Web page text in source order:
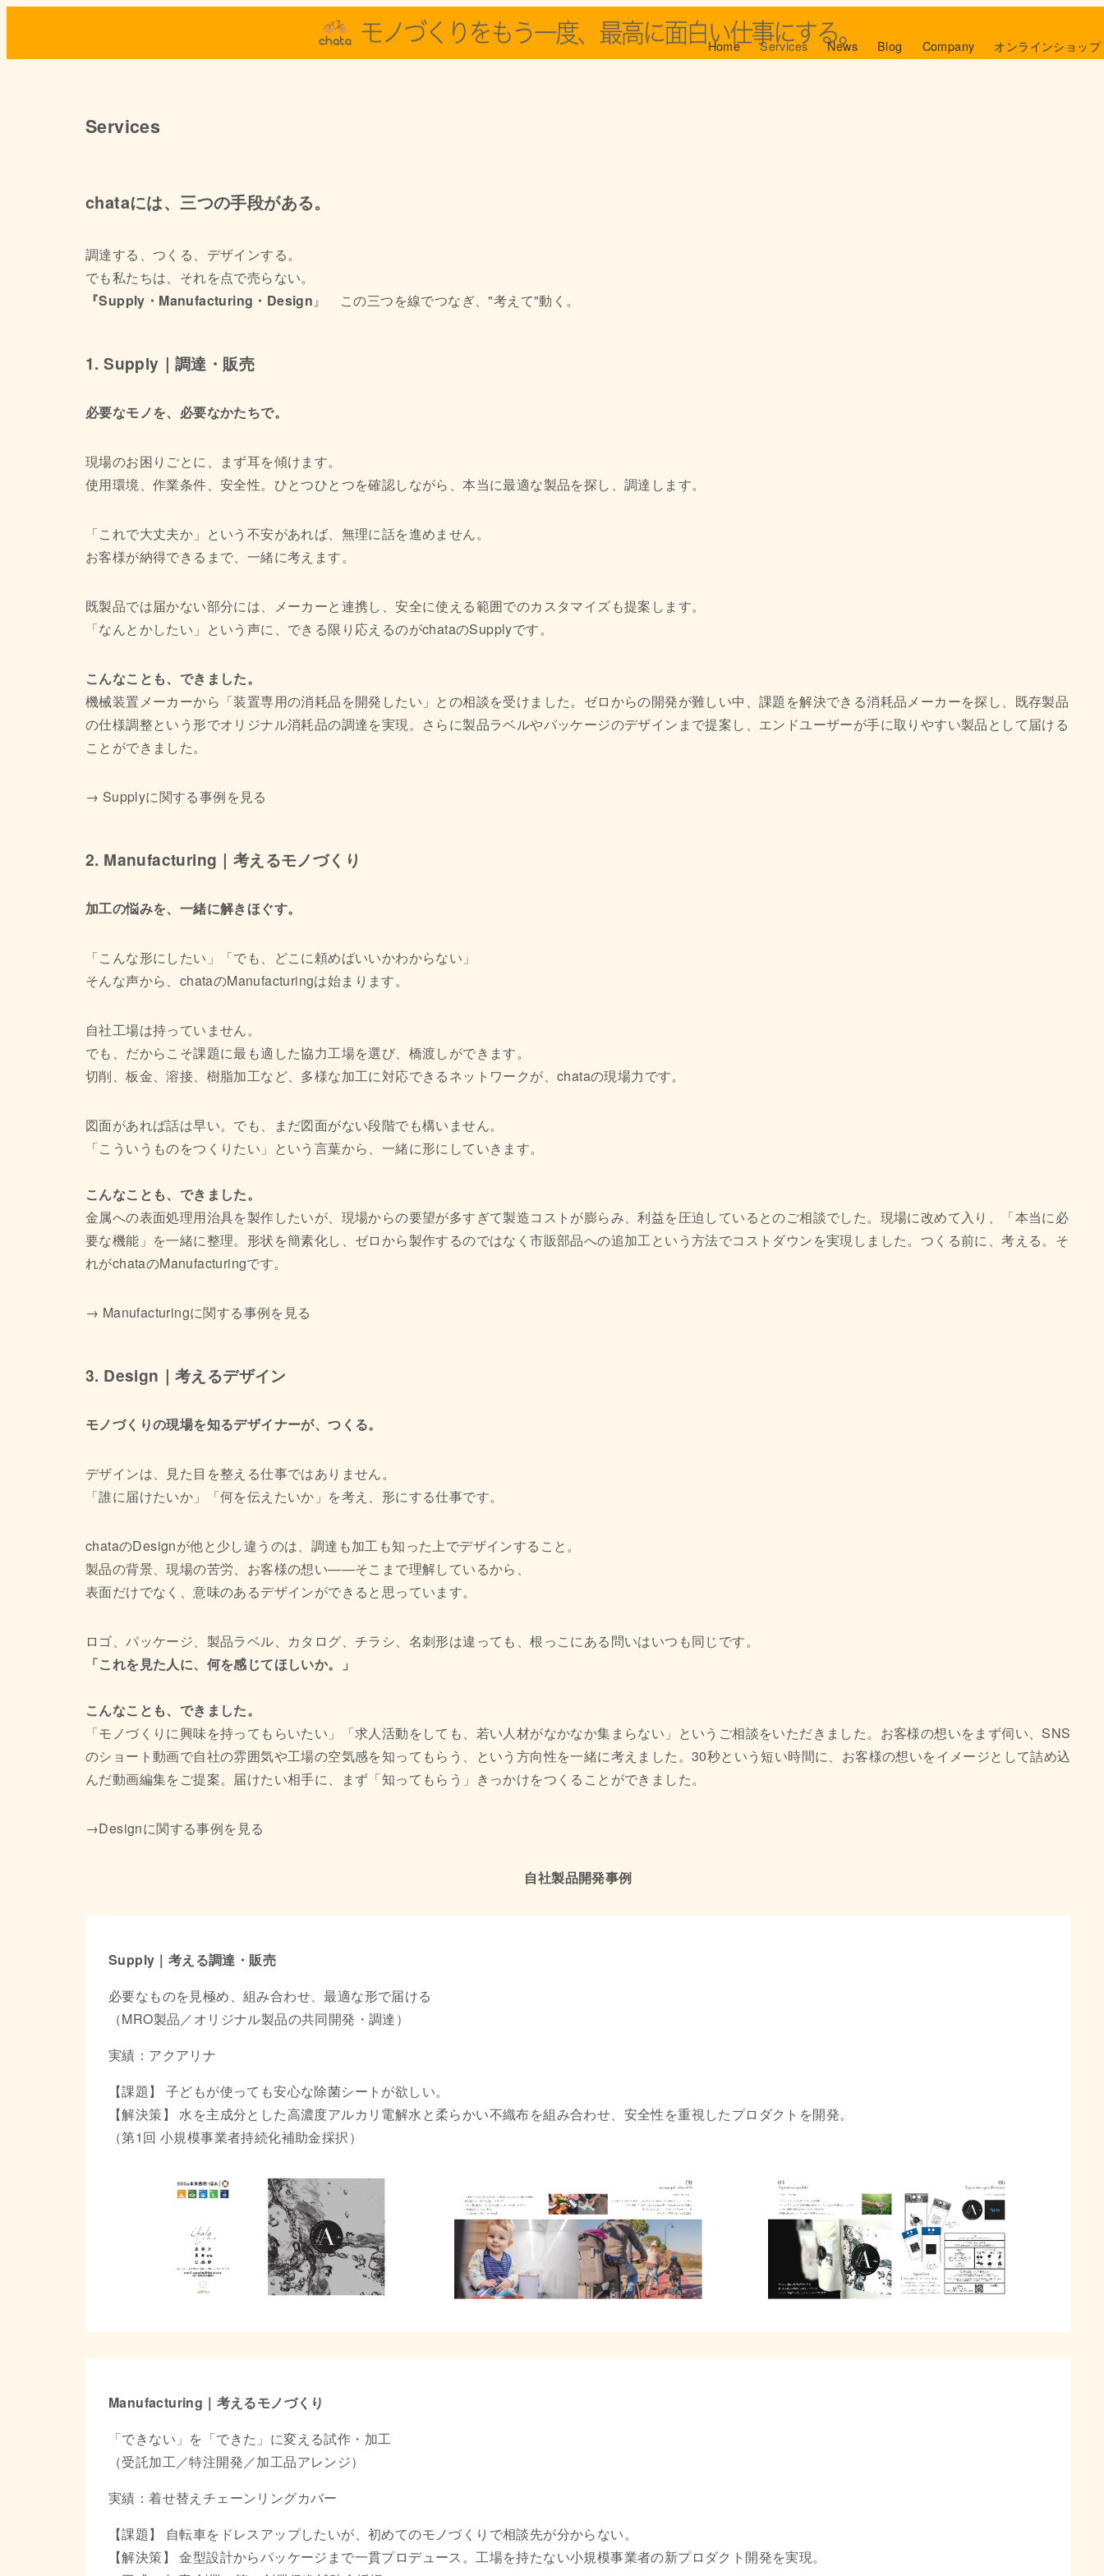
Home Services News Blog Company オンラインショップ
Services
chataには、三つの手段がある。
調達する、つくる、デザインする。
でも私たちは、それを点で売らない。
『Supply・Manufacturing・Design』 この三つを線でつなぎ、"考えて"動く。
1. Supply｜調達・販売
必要なモノを、必要なかたちで。
現場のお困りごとに、まず耳を傾けます。
使用環境、作業条件、安全性。ひとつひとつを確認しながら、本当に最適な製品を探し、調達します。
「これで大丈夫か」という不安があれば、無理に話を進めません。
お客様が納得できるまで、一緒に考えます。
既製品では届かない部分には、メーカーと連携し、安全に使える範囲でのカスタマイズも提案します。
「なんとかしたい」という声に、できる限り応えるのがchataのSupplyです。
こんなことも、できました。
機械装置メーカーから「装置専用の消耗品を開発したい」との相談を受けました。ゼロからの開発が難しい中、課題を解決できる消耗品メーカーを探し、既存製品
の仕様調整という形でオリジナル消耗品の調達を実現。さらに製品ラベルやパッケージのデザインまで提案し、エンドユーザーが手に取りやすい製品として届ける
ことができました。
→ Supplyに関する事例を見る
2. Manufacturing｜考えるモノづくり
加工の悩みを、一緒に解きほぐす。
「こんな形にしたい」「でも、どこに頼めばいいかわからない」
そんな声から、chataのManufacturingは始まります。
自社工場は持っていません。
でも、だからこそ課題に最も適した協力工場を選び、橋渡しができます。
切削、板金、溶接、樹脂加工など、多様な加工に対応できるネットワークが、chataの現場力です。
図面があれば話は早い。でも、まだ図面がない段階でも構いません。
「こういうものをつくりたい」という言葉から、一緒に形にしていきます。
こんなことも、できました。
金属への表面処理用治具を製作したいが、現場からの要望が多すぎて製造コストが膨らみ、利益を圧迫しているとのご相談でした。現場に改めて入り、「本当に必
要な機能」を一緒に整理。形状を簡素化し、ゼロから製作するのではなく市販部品への追加工という方法でコストダウンを実現しました。つくる前に、考える。そ
れがchataのManufacturingです。
→ Manufacturingに関する事例を見る
3. Design｜考えるデザイン
モノづくりの現場を知るデザイナーが、つくる。
デザインは、見た目を整える仕事ではありません。
「誰に届けたいか」「何を伝えたいか」を考え、形にする仕事です。
chataのDesignが他と少し違うのは、調達も加工も知った上でデザインすること。
製品の背景、現場の苦労、お客様の想い——そこまで理解しているから、
表面だけでなく、意味のあるデザインができると思っています。
ロゴ、パッケージ、製品ラベル、カタログ、チラシ、名刺形は違っても、根っこにある問いはいつも同じです。
「これを見た人に、何を感じてほしいか。」
こんなことも、できました。
「モノづくりに興味を持ってもらいたい」「求人活動をしても、若い人材がなかなか集まらない」というご相談をいただきました。お客様の想いをまず伺い、SNS
のショート動画で自社の雰囲気や工場の空気感を知ってもらう、という方向性を一緒に考えました。30秒という短い時間に、お客様の想いをイメージとして詰め込
んだ動画編集をご提案。届けたい相手に、まず「知ってもらう」きっかけをつくることができました。
→Designに関する事例を見る
自社製品開発事例
Supply｜考える調達・販売
必要なものを見極め、組み合わせ、最適な形で届ける
（MRO製品／オリジナル製品の共同開発・調達）
実績：アクアリナ
【課題】 子どもが使っても安心な除菌シートが欲しい。
【解決策】 水を主成分とした高濃度アルカリ電解水と柔らかい不織布を組み合わせ、安全性を重視したプロダクトを開発。
（第1回 小規模事業者持続化補助金採択）
Manufacturing｜考えるモノづくり
「できない」を「できた」に変える試作・加工
（受託加工／特注開発／加工品アレンジ）
実績：着せ替えチェーンリングカバー
【課題】 自転車をドレスアップしたいが、初めてのモノづくりで相談先が分からない。
【解決策】 金型設計からパッケージまで一貫プロデュース。工場を持たない小規模事業者の新プロダクト開発を実現。